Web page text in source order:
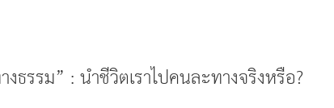
ธรรม” : นำชีวิตเราไปคนละทางจริงหรือ?